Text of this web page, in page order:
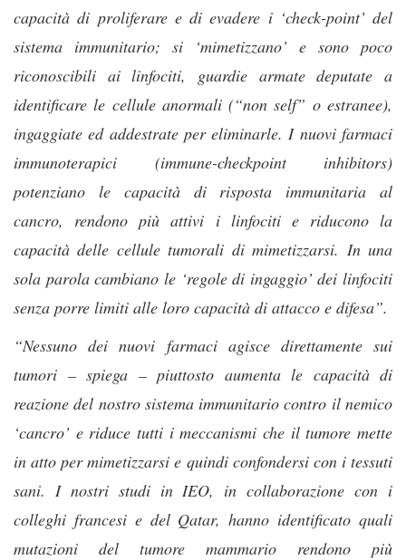
capacità di proliferare e di evadere i ‘check-point’ del
sistema immunitario; si ‘mimetizzano’ e sono poco
riconoscibili ai linfociti, guardie armate deputate a
identificare le cellule anormali (“non self” o estranee),
ingaggiate ed addestrate per eliminarle. I nuovi farmaci
immunoterapici (immune-checkpoint inhibitors)
potenziano le capacità di risposta immunitaria al
cancro, rendono più attivi i linfociti e riducono la
capacità delle cellule tumorali di mimetizzarsi. In una
sola parola cambiano le ‘regole di ingaggio’ dei linfociti
senza porre limiti alle loro capacità di attacco e difesa”.
“Nessuno dei nuovi farmaci agisce direttamente sui
tumori – spiega – piuttosto aumenta le capacità di
reazione del nostro sistema immunitario contro il nemico
‘cancro’ e riduce tutti i meccanismi che il tumore mette
in atto per mimetizzarsi e quindi confondersi con i tessuti
sani. I nostri studi in IEO, in collaborazione con i
colleghi francesi e del Qatar, hanno identificato quali
mutazioni del tumore mammario rendono più